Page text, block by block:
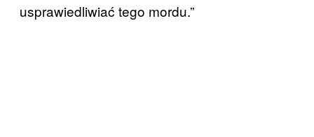
usprawiedliwiać tego mordu.”